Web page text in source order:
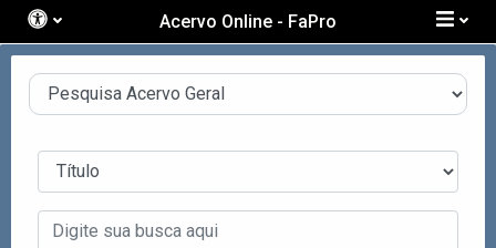
Acervo Online - FaPro